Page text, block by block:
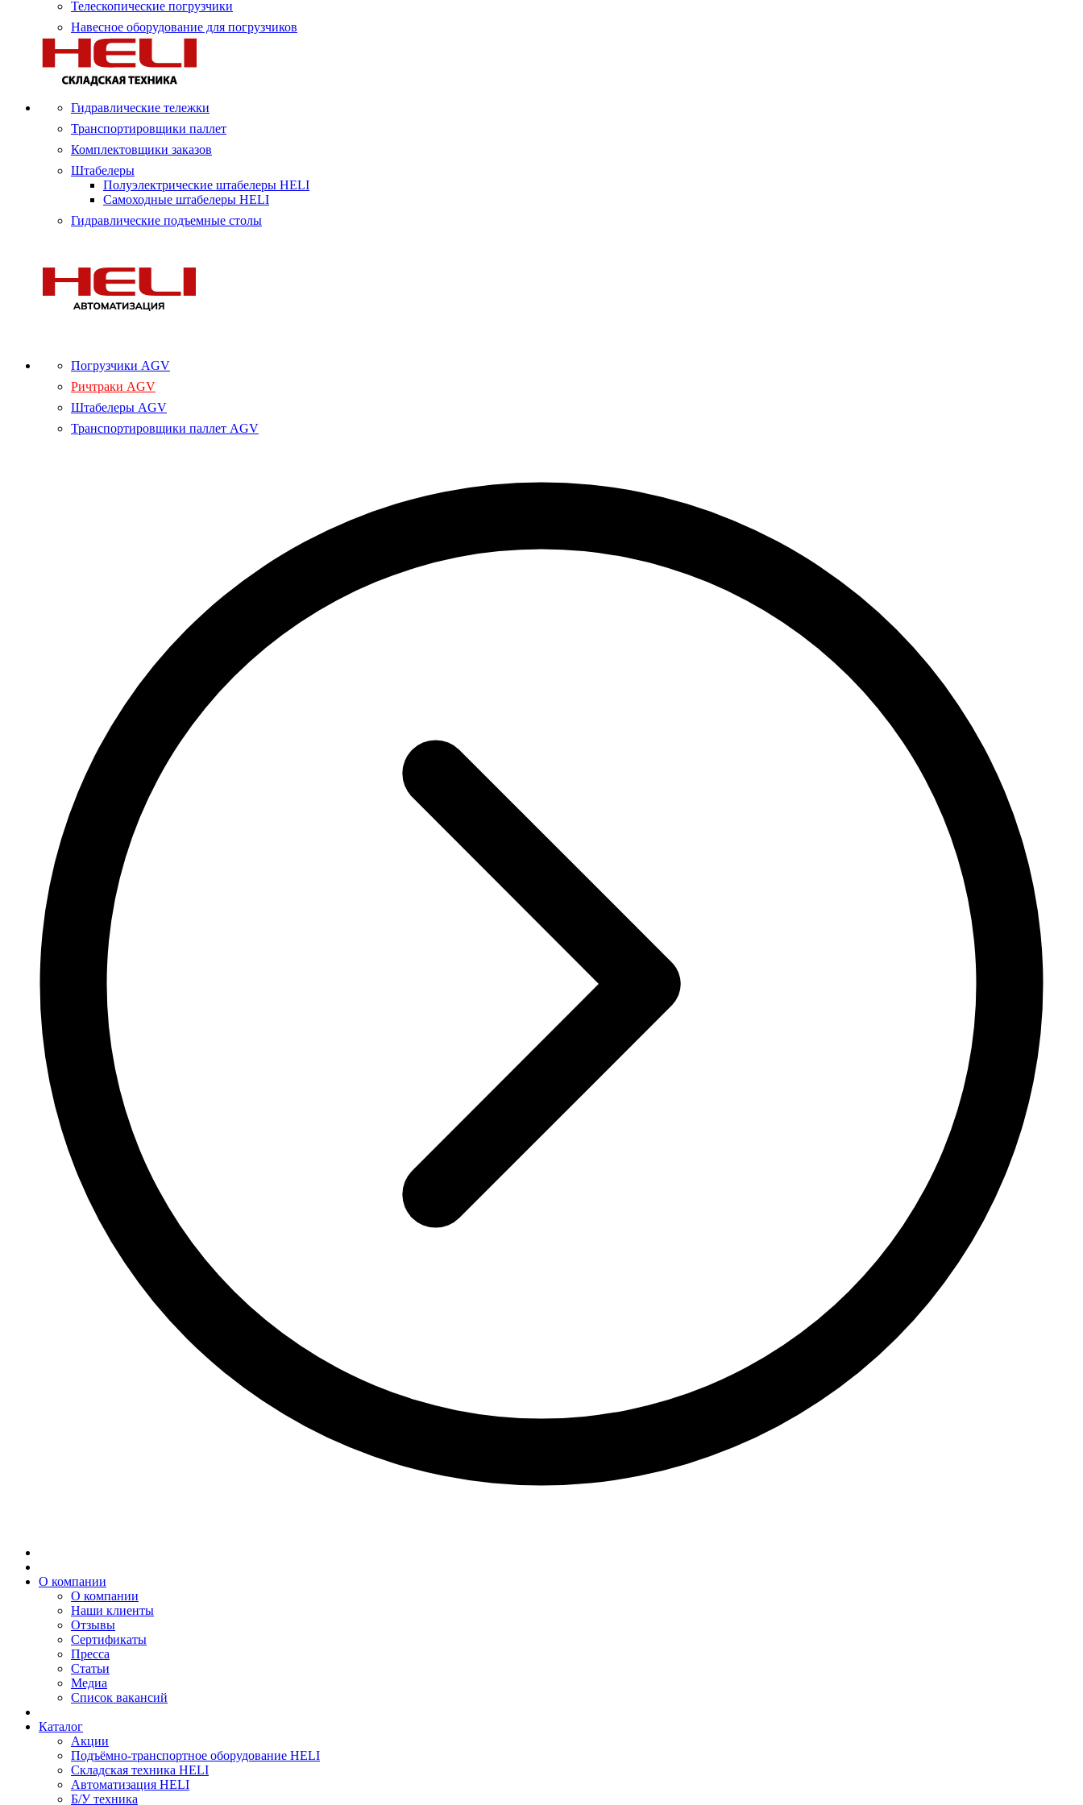
Телескопические погрузчики
Навесное оборудование для погрузчиков
Гидравлические тележки
Транспортировщики паллет
Комплектовщики заказов
Штабелеры
Полуэлектрические штабелеры HELI
Самоходные штабелеры HELI
Гидравлические подъемные столы
Погрузчики AGV
Ричтраки AGV
Штабелеры AGV
Транспортировщики паллет AGV
О компании
О компании
Наши клиенты
Отзывы
Сертификаты
Пресса
Статьи
Медиа
Список вакансий
Каталог
Акции
Подъёмно-транспортное оборудование HELI
Складская техника HELI
Автоматизация HELI
Б/У техника